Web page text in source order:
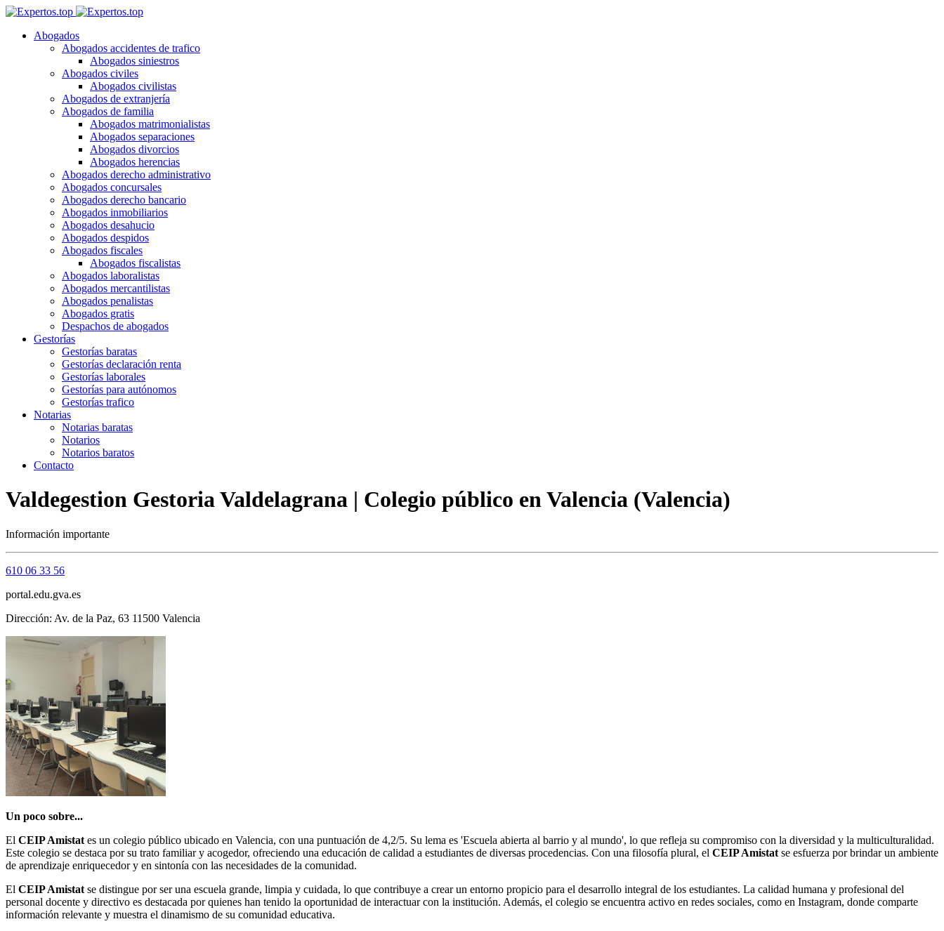
Abogados
Abogados accidentes de trafico
Abogados siniestros
Abogados civiles
Abogados civilistas
Abogados de extranjería
Abogados de familia
Abogados matrimonialistas
Abogados separaciones
Abogados divorcios
Abogados herencias
Abogados derecho administrativo
Abogados concursales
Abogados derecho bancario
Abogados inmobiliarios
Abogados desahucio
Abogados despidos
Abogados fiscales
Abogados fiscalistas
Abogados laboralistas
Abogados mercantilistas
Abogados penalistas
Abogados gratis
Despachos de abogados
Gestorías
Gestorías baratas
Gestorías declaración renta
Gestorías laborales
Gestorías para autónomos
Gestorías trafico
Notarias
Notarias baratas
Notarios
Notarios baratos
Contacto
Valdegestion Gestoria Valdelagrana | Colegio público en Valencia (Valencia)
Información importante
610 06 33 56
portal.edu.gva.es
Dirección: Av. de la Paz, 63 11500 Valencia
Un poco sobre...
El CEIP Amistat es un colegio público ubicado en Valencia, con una puntuación de 4,2/5. Su lema es 'Escuela abierta al barrio y al mundo', lo que refleja su compromiso con la diversidad y la multiculturalidad.
Este colegio se destaca por su trato familiar y acogedor, ofreciendo una educación de calidad a estudiantes de diversas procedencias. Con una filosofía plural, el CEIP Amistat se esfuerza por brindar un ambiente
de aprendizaje enriquecedor y en sintonía con las necesidades de la comunidad.
El CEIP Amistat se distingue por ser una escuela grande, limpia y cuidada, lo que contribuye a crear un entorno propicio para el desarrollo integral de los estudiantes. La calidad humana y profesional del
personal docente y directivo es destacada por quienes han tenido la oportunidad de interactuar con la institución. Además, el colegio se encuentra activo en redes sociales, como en Instagram, donde comparte
información relevante y muestra el dinamismo de su comunidad educativa.